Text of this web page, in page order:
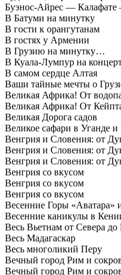
Буэнос-Айрес —
В Батуми на минутку
В гости к орангутанам
В гостях у Армении
В Грузию на минутку…
В Куала-Лумпур на
В самом сердце Алтая
Ваши тайные мечты о
Великая Африка! От
Великая Африка! От
Великая Дорога садов
Великое сафари в Уганде и
Венгрия и Словения: от
Венгрия и Словения: от
Венгрия и Словения: от
Венгрия со вкусом
Венгрия со вкусом
Венгрия со вкусом
Весенние Горы «Аватара»
Весенние каникулы в
Весь Вьетнам от Севера
Весь Мадагаскар
Весь многоликий Перу
Вечный город Рим и
Вечный город Рим и